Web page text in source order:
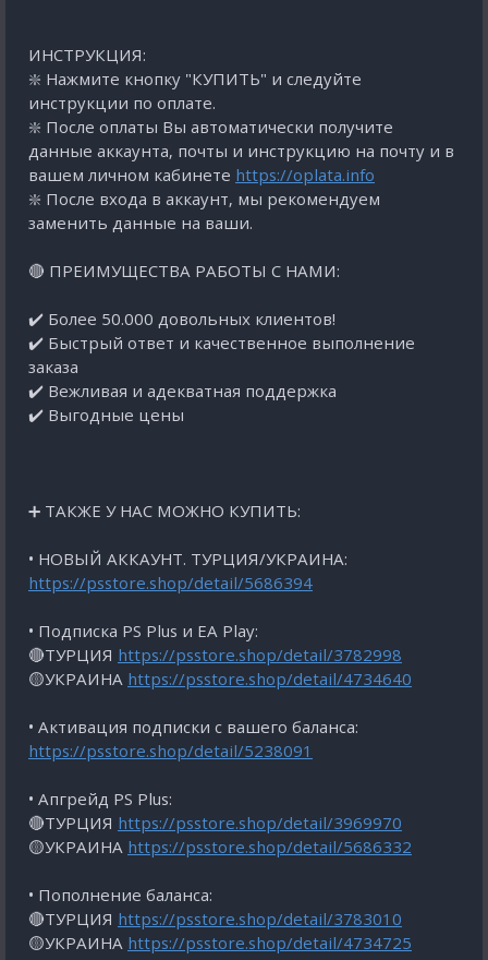
ИНСТРУКЦИЯ:
❇️ Нажмите кнопку "КУПИТЬ" и следуйте
инструкции по оплате.
❇️ После оплаты Вы автоматически получите
данные аккаунта, почты и инструкцию на почту и в
вашем личном кабинете https://oplata.info
❇️ После входа в аккаунт, мы рекомендуем
заменить данные на ваши.
🔴 ПРЕИМУЩЕСТВА РАБОТЫ С НАМИ:
✔️ Более 50.000 довольных клиентов!
✔️ Быстрый ответ и качественное выполнение
заказа
✔️ Вежливая и адекватная поддержка
✔️ Выгодные цены
➕ ТАКЖЕ У НАС МОЖНО КУПИТЬ:
• НОВЫЙ АККАУНТ. ТУРЦИЯ/УКРАИНА:
https://psstore.shop/detail/5686394
• Подписка PS Plus и EA Play:
🔴ТУРЦИЯ https://psstore.shop/detail/3782998
🟡УКРАИНА https://psstore.shop/detail/4734640
• Активация подписки с вашего баланса:
https://psstore.shop/detail/5238091
• Апгрейд PS Plus:
🔴ТУРЦИЯ https://psstore.shop/detail/3969970
🟡УКРАИНА https://psstore.shop/detail/5686332
• Пополнение баланса:
🔴ТУРЦИЯ https://psstore.shop/detail/3783010
🟡УКРАИНА https://psstore.shop/detail/4734725